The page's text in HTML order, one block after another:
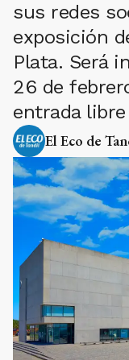
sus redes
exposición
Plata. Será
26 de
entrada
El Eco de